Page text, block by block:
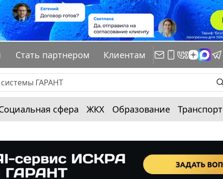
Стать партнером Клиентам
сфера ЖКХ Образование Транспорт